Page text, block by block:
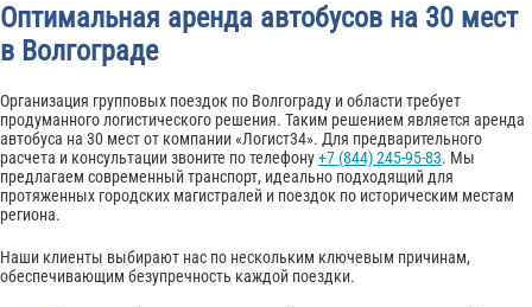
Оптимальная аренда автобусов на 30 мест
в Волгограде
Организация групповых поездок по Волгограду и области требует
продуманного логистического решения. Таким решением является аренда
автобуса на 30 мест от компании «Логист34». Для предварительного
расчета и консультации звоните по телефону+7 (844) 245-95-83. Мы
предлагаем современный транспорт, идеально подходящий для
протяженных городских магистралей и поездок по историческим местам
региона.
Наши клиенты выбирают нас по нескольким ключевым причинам,
обеспечивающим безупречность каждой поездки.